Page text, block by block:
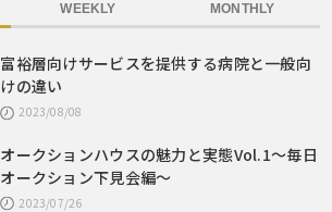
WEEKLY MONTHLY
富裕層向けサービスを提供する病院と一般向
けの違い
2023/08/08
オークションハウスの魅力と実態Vol.1～毎日
オークション下見会編～
2023/07/26